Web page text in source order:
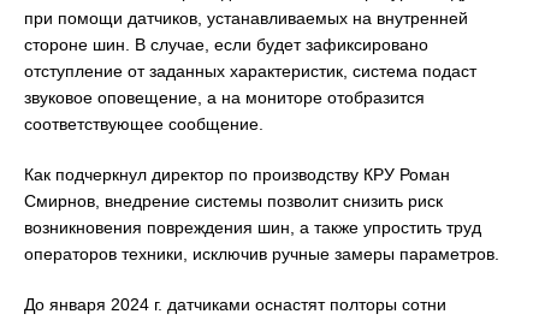
при помощи датчиков, устанавливаемых на внутренней
стороне шин. В случае, если будет зафиксировано
отступление от заданных характеристик, система подаст
звуковое оповещение, а на мониторе отобразится
соответствующее сообщение.
Как подчеркнул директор по производству КРУ Роман
Смирнов, внедрение системы позволит снизить риск
возникновения повреждения шин, а также упростить труд
операторов техники, исключив ручные замеры параметров.
До января 2024 г. датчиками оснастят полторы сотни